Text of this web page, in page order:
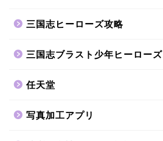
三国志ヒーローズ攻略
三国志ブラスト少年ヒーローズ
任天堂
写真加工アプリ